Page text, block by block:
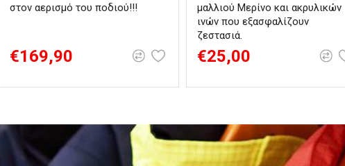
στον αερισμό του ποδιού!!!
€169,90
μαλλιού Μερίνο και ακρυλικών
ινών που εξασφαλίζουν
ζεστασιά.
€25,00